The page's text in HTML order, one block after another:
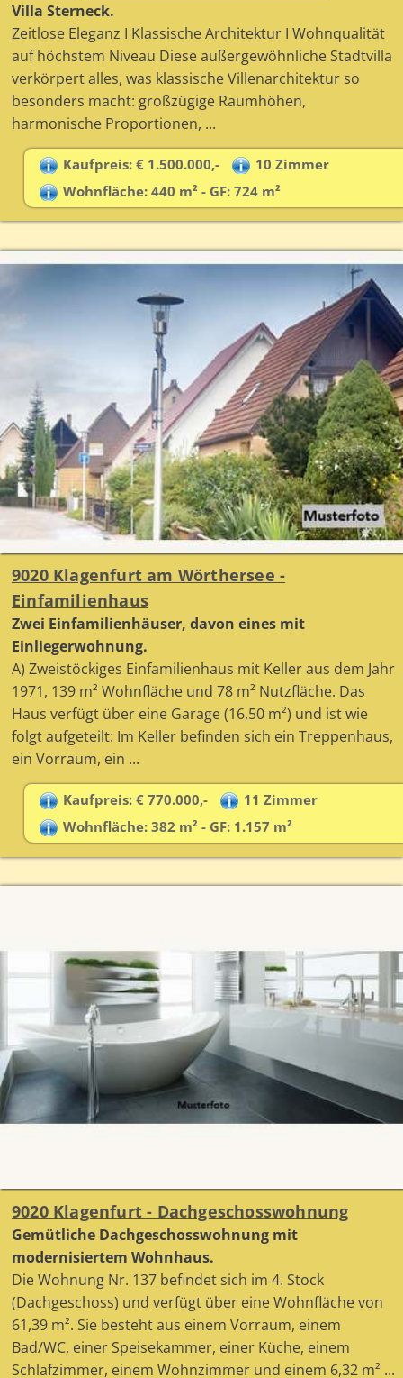
Villa Sterneck.
Zeitlose Eleganz I Klassische Architektur I Wohnqualität
auf höchstem Niveau Diese außergewöhnliche Stadtvilla
verkörpert alles, was klassische Villenarchitektur so
besonders macht: großzügige Raumhöhen,
harmonische Proportionen, ...
Kaufpreis: € 1.500.000,-
10 Zimmer
Wohnfläche: 440 m² - GF: 724 m²
9020 Klagenfurt am Wörthersee -
Einfamilienhaus
Zwei Einfamilienhäuser, davon eines mit
Einliegerwohnung.
A) Zweistöckiges Einfamilienhaus mit Keller aus dem Jahr
1971, 139 m² Wohnfläche und 78 m² Nutzfläche. Das
Haus verfügt über eine Garage (16,50 m²) und ist wie
folgt aufgeteilt: Im Keller befinden sich ein Treppenhaus,
ein Vorraum, ein ...
Kaufpreis: € 770.000,-
11 Zimmer
Wohnfläche: 382 m² - GF: 1.157 m²
9020 Klagenfurt - Dachgeschosswohnung
Gemütliche Dachgeschosswohnung mit
modernisiertem Wohnhaus.
Die Wohnung Nr. 137 befindet sich im 4. Stock
(Dachgeschoss) und verfügt über eine Wohnfläche von
61,39 m². Sie besteht aus einem Vorraum, einem
Bad/WC, einer Speisekammer, einer Küche, einem
Schlafzimmer, einem Wohnzimmer und einem 6,32 m² ...